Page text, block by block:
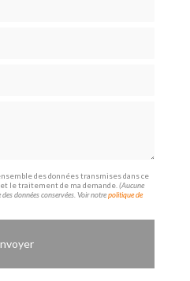
des données transmises dans ce
le traitement de ma demande.(Aucune
données conservées. Voir notrepolitique de